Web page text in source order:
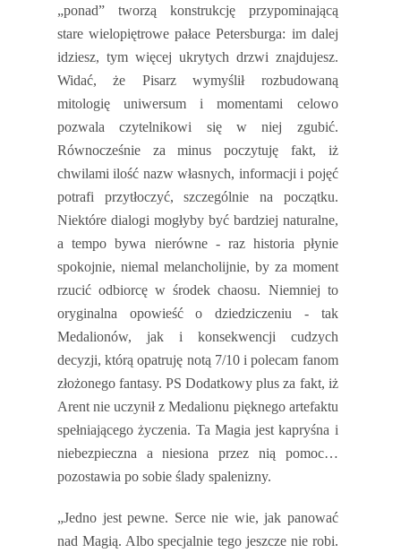
„ponad” tworzą konstrukcję przypominającą
stare wielopiętrowe pałace Petersburga: im dalej
idziesz, tym więcej ukrytych drzwi znajdujesz.
Widać, że Pisarz wymyślił rozbudowaną
mitologię uniwersum i momentami celowo
pozwala czytelnikowi się w niej zgubić.
Równocześnie za minus poczytuję fakt, iż
chwilami ilość nazw własnych, informacji i pojęć
potrafi przytłoczyć, szczególnie na początku.
Niektóre dialogi mogłyby być bardziej naturalne,
a tempo bywa nierówne - raz historia płynie
spokojnie, niemal melancholijnie, by za moment
rzucić odbiorcę w środek chaosu. Niemniej to
oryginalna opowieść o dziedziczeniu - tak
Medalionów, jak i konsekwencji cudzych
decyzji, którą opatruję notą 7/10 i polecam fanom
złożonego fantasy. PS Dodatkowy plus za fakt, iż
Arent nie uczynił z Medalionu pięknego artefaktu
spełniającego życzenia. Ta Magia jest kapryśna i
niebezpieczna a niesiona przez nią pomoc…
pozostawia po sobie ślady spalenizny.
„Jedno jest pewne. Serce nie wie, jak panować
nad Magią. Albo specjalnie tego jeszcze nie robi.